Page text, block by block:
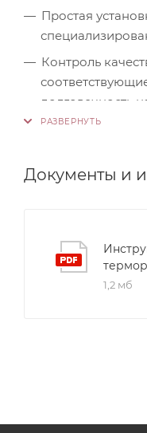
Простая
Контроль
долговечность
Документы и
1,2 мб